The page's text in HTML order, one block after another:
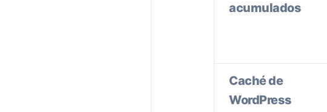
acumulados
Caché de
WordPress